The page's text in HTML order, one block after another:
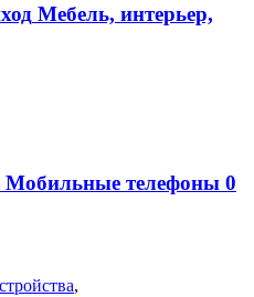
Мебель, интерьер,
Мобильные телефоны 0
,